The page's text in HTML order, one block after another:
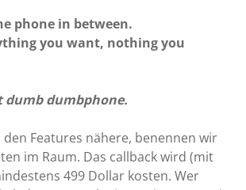
phone in between.
you want, nothing you
dumb dumbphone.
den Features nähere, benennen wir
im Raum. Das callback wird (mit
499 Dollar kosten. Wer